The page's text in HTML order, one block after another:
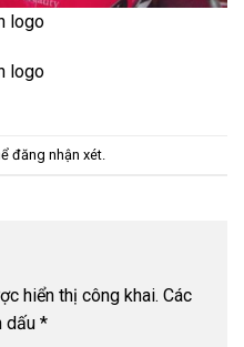
logo
logo
đăng nhận xét
hiển thị công khai. Các
dấu *